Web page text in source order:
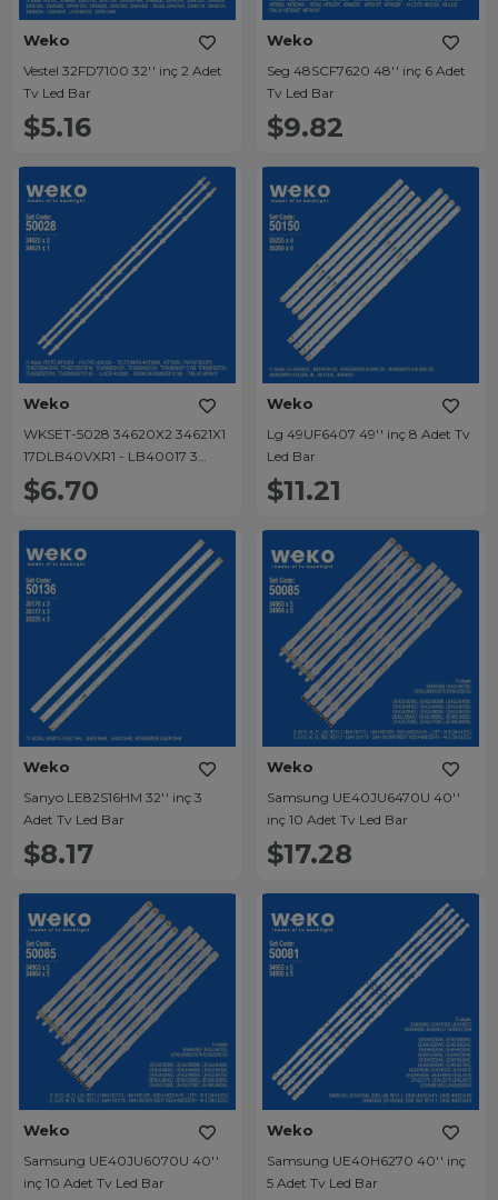
Weko
Vestel 32FD7100 32'' inç 2 Adet
Tv Led Bar
$5.16
Weko
Seg 48SCF7620 48'' inç 6 Adet
Tv Led Bar
$9.82
Weko
WKSET-5028 34620X2 34621X1
17DLB40VXR1 - LB40017 3
ADET LED BAR (7+8LENS)
$6.70
Weko
Lg 49UF6407 49'' inç 8 Adet Tv
Led Bar
$11.21
Weko
Sanyo LE82S16HM 32'' inç 3
Adet Tv Led Bar
$8.17
Weko
Samsung UE40JU6470U 40''
inç 10 Adet Tv Led Bar
$17.28
Weko
Samsung UE40JU6070U 40''
inç 10 Adet Tv Led Bar
Weko
Samsung UE40H6270 40'' inç
5 Adet Tv Led Bar